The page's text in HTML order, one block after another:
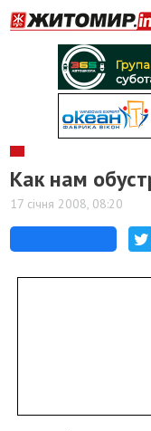
Как нам
17 січня 2008, 08:20